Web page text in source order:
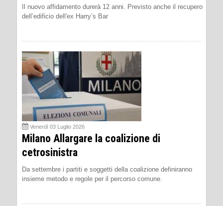
Il nuovo affidamento durerà 12 anni. Previsto anche il recupero
dell’edificio dell'ex Harry’s Bar
Venerdì 03 Luglio 2026
Milano Allargare la coalizione di
cetrosinistra
Da settembre i partiti e soggetti della coalizione definiranno
insieme metodo e regole per il percorso comune.